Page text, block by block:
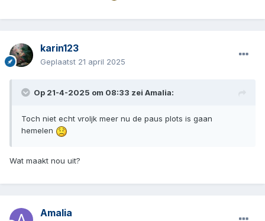
karin123
Geplaatst 21 april 2025
Op 21-4-2025 om 08:33 zei Amalia:
Toch niet echt vroljk meer nu de paus plots is gaan
hemelen
Wat maakt nou uit?
Amalia